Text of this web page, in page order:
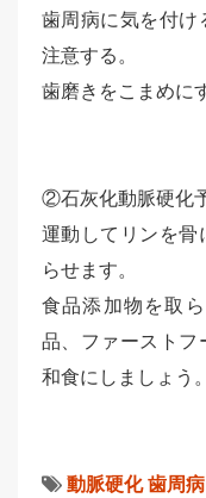
歯周病に気を付け
注意する。
歯磨きをこまめに
②石灰化動脈硬化
運動してリンを骨
らせます。
食品添加物を取
品、ファーストフ
和食にしましょう。
動脈硬化 歯周病